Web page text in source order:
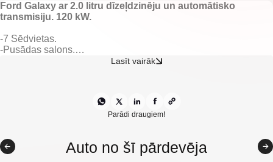
Ford Galaxy ar 2.0 litru dīzeļdzinēju un automātisko
transmisiju. 120 kW.
-7 Sēdvietas.
-Pusādas salons.
-El. regulējamas priekšējas sēdvietas ar atmiņu.
-PremiumSound mūzikas sistēma.
-Ford multimedija.
-Multifunkcionāla stūre.
Lasīt vairāk
Parādi draugiem!
Auto no šī pārdevēja